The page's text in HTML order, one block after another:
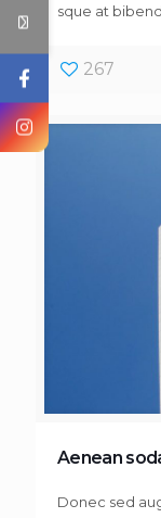
sque at
267
Aenean
Donec sed